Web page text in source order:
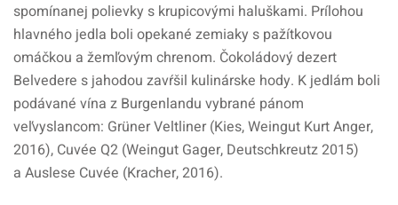
spomínanej polievky s krupicovými haluškami. Prílohou
hlavného jedla boli opekané zemiaky s pažítkovou
omáčkou a žemľovým chrenom. Čokoládový dezert
Belvedere s jahodou zavŕšil kulinárske hody. K jedlám boli
podávané vína z Burgenlandu vybrané pánom
veľvyslancom: Grüner Veltliner (Kies, Weingut Kurt Anger,
2016), Cuvée Q2 (Weingut Gager, Deutschkreutz 2015)
a Auslese Cuvée (Kracher, 2016).